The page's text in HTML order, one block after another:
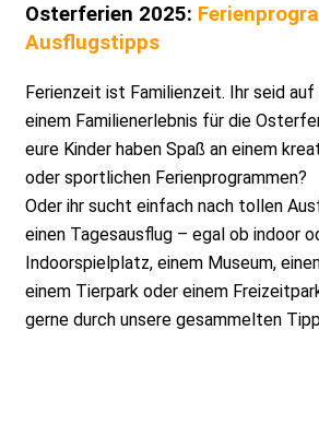
Osterferien 2025:
Ausflugstipps
Ferienzeit ist Familienzeit. Ihr seid auf
einem Familienerlebnis für die
eure Kinder haben Spaß an einem
oder sportlichen Ferienprogrammen?
Oder ihr sucht einfach nach tollen
einen Tagesausflug – egal ob indoor
Indoorspielplatz, einem Museum,
einem Tierpark oder einem
gerne durch unsere gesammelten